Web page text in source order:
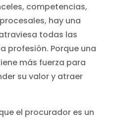
competencias,
hay una
todas las
profesión. Porque una
más fuerza para
su valor y atraer
el procurador es un